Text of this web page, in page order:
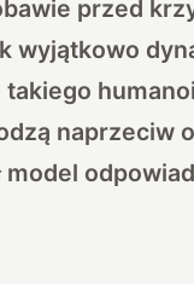
przed
wyjątkowo
naprzeciw
model